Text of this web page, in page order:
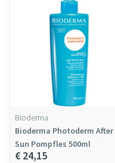
Bioderma
Bioderma Photoderm After
Sun Pompfles 500ml
€ 24,15